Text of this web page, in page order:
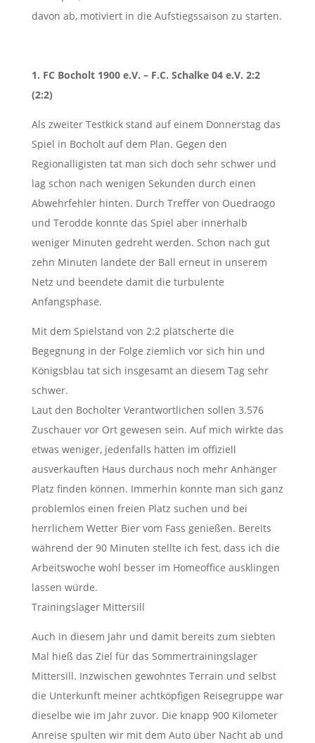
davon ab, motiviert in die Aufstiegssaison zu starten.
1. FC Bocholt 1900 e.V. – F.C. Schalke 04 e.V. 2:2
(2:2)
Als zweiter Testkick stand auf einem Donnerstag das
Spiel in Bocholt auf dem Plan. Gegen den
Regionalligisten tat man sich doch sehr schwer und
lag schon nach wenigen Sekunden durch einen
Abwehrfehler hinten. Durch Treffer von Ouedraogo
und Terodde konnte das Spiel aber innerhalb
weniger Minuten gedreht werden. Schon nach gut
zehn Minuten landete der Ball erneut in unserem
Netz und beendete damit die turbulente
Anfangsphase.
Mit dem Spielstand von 2:2 plätscherte die
Begegnung in der Folge ziemlich vor sich hin und
Königsblau tat sich insgesamt an diesem Tag sehr
schwer.
Laut den Bocholter Verantwortlichen sollen 3.576
Zuschauer vor Ort gewesen sein. Auf mich wirkte das
etwas weniger, jedenfalls hätten im offiziell
ausverkauften Haus durchaus noch mehr Anhänger
Platz finden können. Immerhin konnte man sich ganz
problemlos einen freien Platz suchen und bei
herrlichem Wetter Bier vom Fass genießen. Bereits
während der 90 Minuten stellte ich fest, dass ich die
Arbeitswoche wohl besser im Homeoffice ausklingen
lassen würde.
Trainingslager Mittersill
Auch in diesem Jahr und damit bereits zum siebten
Mal hieß das Ziel für das Sommertrainingslager
Mittersill. Inzwischen gewohntes Terrain und selbst
die Unterkunft meiner achtköpfigen Reisegruppe war
dieselbe wie im Jahr zuvor. Die knapp 900 Kilometer
Anreise spulten wir mit dem Auto über Nacht ab und